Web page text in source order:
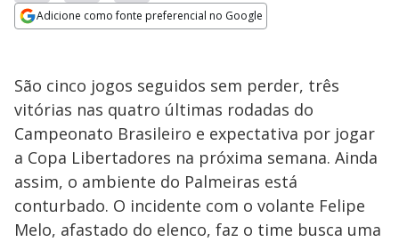
Adicione como fonte preferencial no Google
São cinco jogos seguidos sem perder, três
vitórias nas quatro últimas rodadas do
Campeonato Brasileiro e expectativa por jogar
a Copa Libertadores na próxima semana. Ainda
assim, o ambiente do Palmeiras está
conturbado. O incidente com o volante Felipe
Melo, afastado do elenco, faz o time busca uma